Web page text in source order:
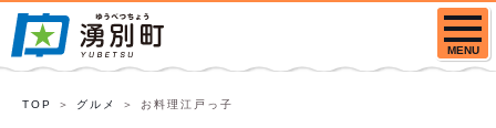
MENU
TOP グルメ お料理江戸っ子